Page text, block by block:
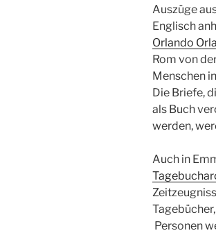
Auszüge
Englisch
Orlando
Rom von
Menschen
Die Briefe,
als Buch
werden,
Auch in
Personen